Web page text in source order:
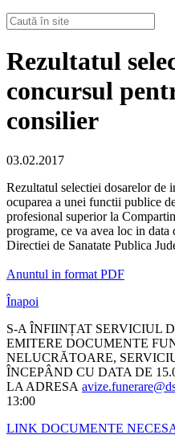
Rezultatul
concursul
consilier
03.02.2017
Rezultatul selectiei dosarelor de
ocuparea a unei functii publice
profesional superior la
programe, ce va avea loc in
Directiei de Sanatate Publica
Anuntul in format PDF
Înapoi
S-A ÎNFIINȚAT SERVICIUL
EMITERE DOCUMENTE
NELUCRĂTOARE,
ÎNCEPÂND CU DATA DE
LA ADRESA
13:00
LINK DOCUMENTE